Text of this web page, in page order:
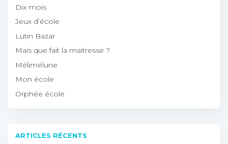
Dix mois
Jeux d’école
Lutin Bazar
Mais que fait la maitresse ?
Mélimélune
Mon école
Orphée école
ARTICLES RÉCENTS